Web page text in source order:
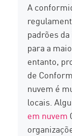
A
padrões
para a
entanto,
de
nuvem é
locais.
em nuvem